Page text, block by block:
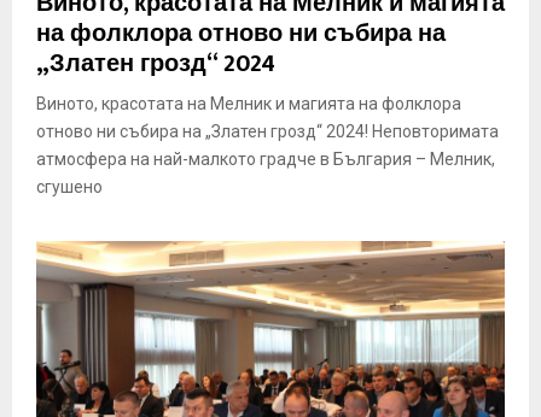
на фолклора отново ни събира на
„Златен грозд“ 2024
Виното, красотата на Мелник и магията на фолклора
отново ни събира на „Златен грозд“ 2024! Неповторимата
атмосфера на най-малкото градче в България – Мелник,
сгушено